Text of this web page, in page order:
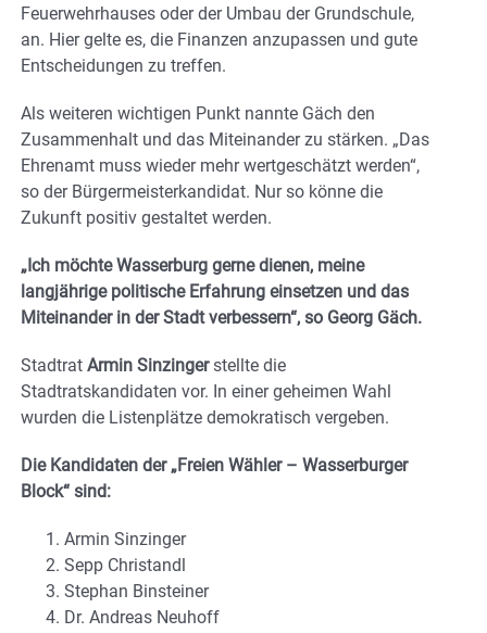
Feuerwehrhauses oder der Umbau der Grundschule,
an. Hier gelte es, die Finanzen anzupassen und gute
Entscheidungen zu treffen.
Als weiteren wichtigen Punkt nannte Gäch den
Zusammenhalt und das Miteinander zu stärken. „Das
Ehrenamt muss wieder mehr wertgeschätzt werden“,
so der Bürgermeisterkandidat. Nur so könne die
Zukunft positiv gestaltet werden.
„Ich möchte Wasserburg gerne dienen, meine
langjährige politische Erfahrung einsetzen und das
Miteinander in der Stadt verbessern“, so Georg Gäch.
Stadtrat Armin Sinzingerstellte die
Stadtratskandidaten vor. In einer geheimen Wahl
wurden die Listenplätze demokratisch vergeben.
Die Kandidaten der „Freien Wähler – Wasserburger
Block“ sind:
Armin Sinzinger
Sepp Christandl
Stephan Binsteiner
Dr. Andreas Neuhoff